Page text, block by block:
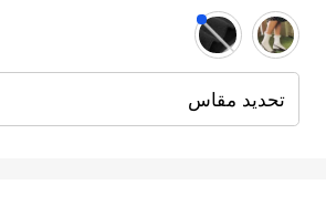
تحديد مقاس